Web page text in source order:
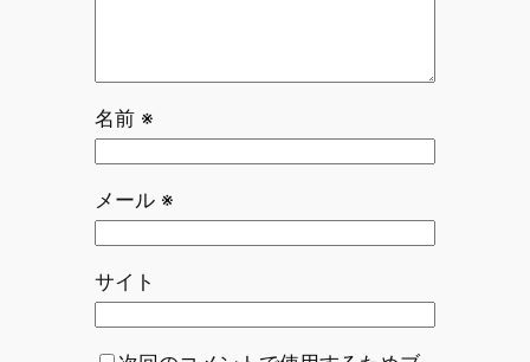
名前 ※
メール ※
サイト